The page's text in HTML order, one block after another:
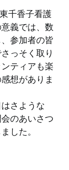
千香子看護
義では、数
参加者の皆
っそく取り
ティアも楽
想がありま
さような
のあいさつ
した。